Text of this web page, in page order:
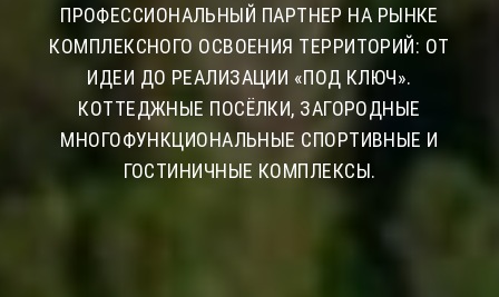
ПРОФЕССИОНАЛЬНЫЙ ПАРТНЕР НА РЫНКЕ
КОМПЛЕКСНОГО ОСВОЕНИЯ ТЕРРИТОРИЙ: ОТ
ИДЕИ ДО РЕАЛИЗАЦИИ «ПОД КЛЮЧ».
КОТТЕДЖНЫЕ ПОСЁЛКИ, ЗАГОРОДНЫЕ
МНОГОФУНКЦИОНАЛЬНЫЕ СПОРТИВНЫЕ И
ГОСТИНИЧНЫЕ КОМПЛЕКСЫ.